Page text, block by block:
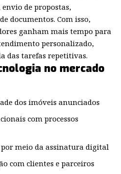
de propostas,
documentos. Com isso,
ganham mais tempo para
personalizado,
das tarefas repetitivas.
no mercado
dos imóveis anunciados
com processos
meio da assinatura digital
com clientes e parceiros